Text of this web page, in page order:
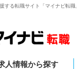
する転職サイト「マイナビ転
人情報から探す